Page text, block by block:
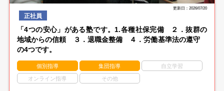
更新日：2026/07/20
正社員
「4つの安心」がある塾です。1.各種社保完備 ２．抜群の
地域からの信頼 ３．退職金整備 ４．労働基準法の遵守
の4つです。
個別指導 集団指導 自立学習
オンライン指導 その他